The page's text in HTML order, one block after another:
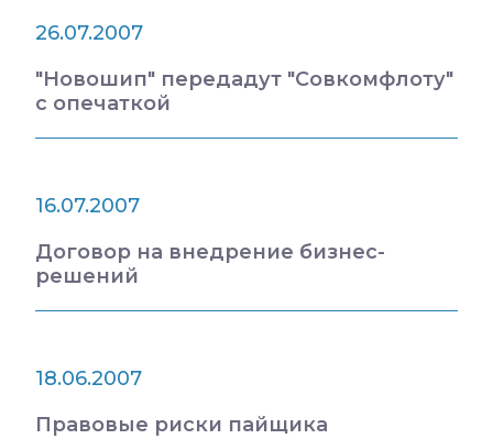
26.07.2007
"Новошип" передадут "Совкомфлоту"
с опечаткой
16.07.2007
Договор на внедрение бизнес-
решений
18.06.2007
Правовые риски пайщика